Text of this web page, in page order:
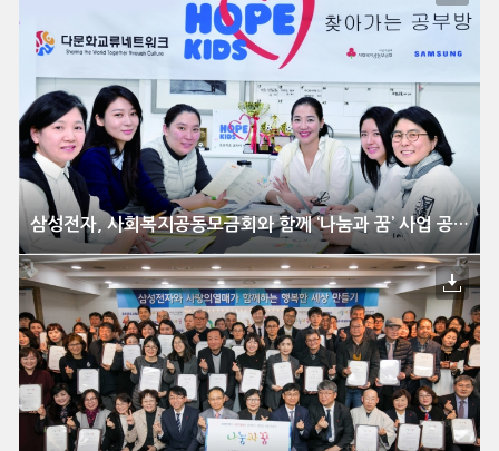
삼성전자, 사회복지공동모금회와 함께 ‘나눔과 꿈’ 사업 공모